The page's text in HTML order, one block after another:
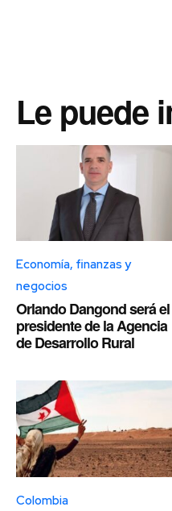
Le puede
Economía, finanzas y
negocios
Orlando Dangond será el
presidente de la Agencia
de Desarrollo Rural
Colombia